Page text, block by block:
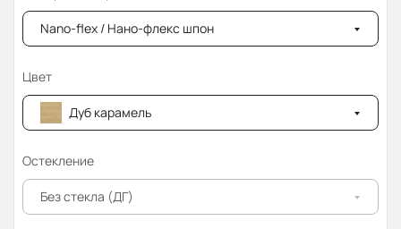
Nano-flex / Нано-флекс шпон
Цвет
Дуб карамель
Остекление
Без стекла (ДГ)